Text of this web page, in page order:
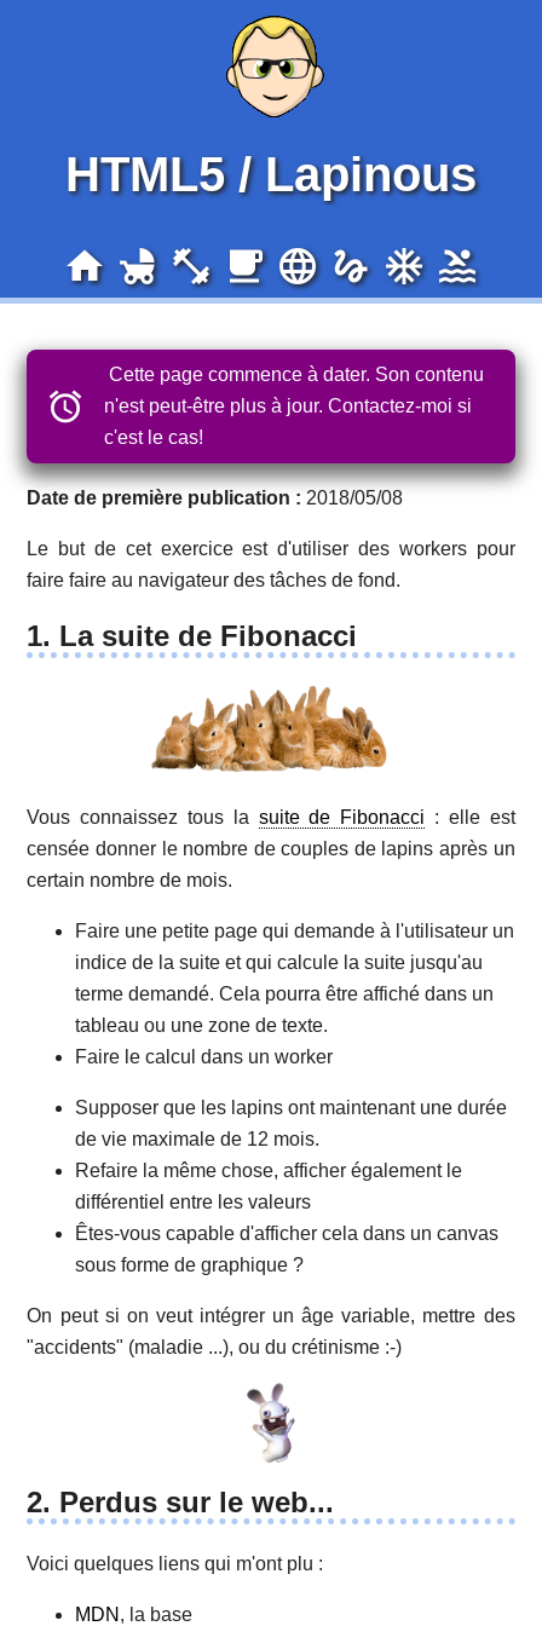
HTML5 / Lapinous
home child_friendly fitness_center local_cafe language gesture ac_unit pool
Cette page commence à dater. Son contenu
n'est peut-être plus à jour.Contactez-moi si
c'est le cas!
Date de première publication : 2018/05/08
Le but de cet exercice est d'utiliser des workers pour
faire faire au navigateur des tâches de fond.
1. La suite de Fibonacci
Vous connaissez tous la suite de Fibonacci : elle est
censée donner le nombre de couples de lapins après un
certain nombre de mois.
Faire une petite page qui demande à l'utilisateur un
indice de la suite et qui calcule la suite jusqu'au
terme demandé. Cela pourra être affiché dans un
tableau ou une zone de texte.
Faire le calcul dans un worker
Supposer que les lapins ont maintenant une durée
de vie maximale de 12 mois.
Refaire la même chose, afficher également le
différentiel entre les valeurs
Êtes-vous capable d'afficher cela dans un canvas
sous forme de graphique ?
On peut si on veut intégrer un âge variable, mettre des
"accidents" (maladie ...), ou du crétinisme :-)
2. Perdus sur le web...
Voici quelques liens qui m'ont plu :
MDN , la base